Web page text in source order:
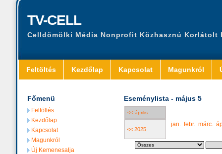
TV-CELL
Celldömölki Média Nonprofit Közhasznú Korlátolt
Feltöltés Kezdőlap Kapcsolat Magunkról
Főmenü
Feltöltés
Kezdőlap
Kapcsolat
Magunkról
Új Kemenesalja
Eseménylista - május 5
<< április
<< 2025
jan. febr. márc.